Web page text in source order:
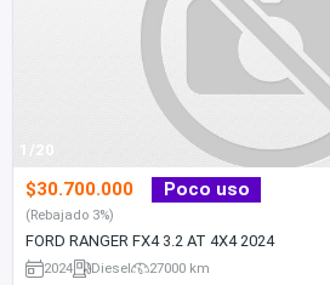
1/20
$30.700.000 Poco uso
(Rebajado 3%)
FORD RANGER FX4 3.2 AT 4X4 2024
2024 Diesel 27000 km